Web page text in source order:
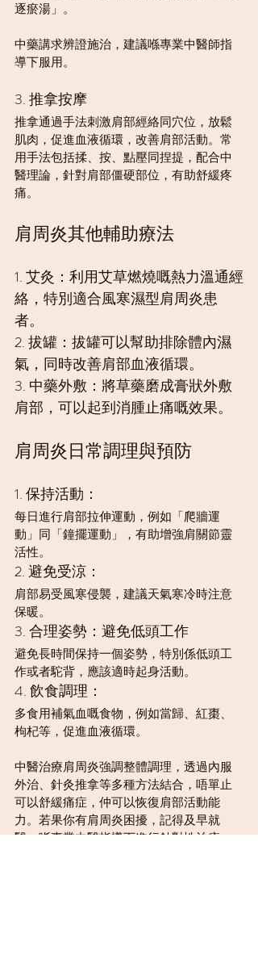
逐瘀湯」。
中藥講求辨證施治，建議喺專業中醫師指
導下服用。
3. 推拿按摩
推拿通過手法刺激肩部經絡同穴位，放鬆
肌肉，促進血液循環，改善肩部活動。常
用手法包括揉、按、點壓同捏提，配合中
醫理論，針對肩部僵硬部位，有助舒緩疼
痛。
肩周炎其他輔助療法
1. 艾灸：利用艾草燃燒嘅熱力溫通經
絡，特別適合風寒濕型肩周炎患
者。
2. 拔罐：拔罐可以幫助排除體內濕
氣，同時改善肩部血液循環。
3. 中藥外敷：將草藥磨成膏狀外敷
肩部，可以起到消腫止痛嘅效果。
肩周炎日常調理與預防
1. 保持活動：
每日進行肩部拉伸運動，例如「爬牆運
動」同「鐘擺運動」，有助增強肩關節靈
活性。
2. 避免受涼：
肩部易受風寒侵襲，建議天氣寒冷時注意
保暖。
3. 合理姿勢：避免低頭工作
避免長時間保持一個姿勢，特別係低頭工
作或者駝背，應該適時起身活動。
4. 飲食調理：
多食用補氣血嘅食物，例如當歸、紅棗、
枸杞等，促進血液循環。
中醫治療肩周炎強調整體調理，透過內服
外治、針灸推拿等多種方法結合，唔單止
可以舒緩痛症，仲可以恢復肩部活動能
力。若果你有肩周炎困擾，記得及早就
醫，喺專業中醫指導下進行針對性治療，